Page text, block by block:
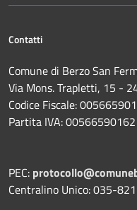
Contatti
Comune di Berzo San
Via Mons. Trapletti, 15 -
Codice Fiscale:
Partita IVA: 00566590162
PEC:
Centralino Unico: 035-